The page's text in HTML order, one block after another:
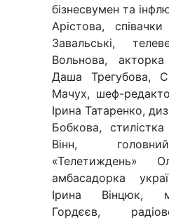
бізнесвумен та
Арістова,
Завальські,
Вольнова,
Даша Трегубова,
Мачух, шеф-
Ірина Татаренко,
Бобкова,
Вінн,
«Телетиждень»
амбасадорка
Ірина Вінцюк,
Гордєєв,